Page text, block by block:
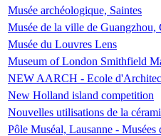
Musée archéologique, Saintes
Musée de la ville de Guangzhou,
Musée du Louvres Lens
Museum of London Smithfield
NEW AARCH - Ecole
New Holland island competition
Nouvelles utilisations de la
Pôle Muséal, Lausanne -